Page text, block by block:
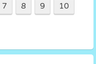
7 8 9
10